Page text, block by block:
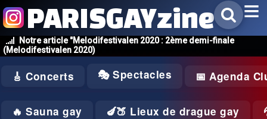
Notre article "Melodifestivalen 2020 : 2ème demi-finale
(Melodifestivalen 2020)
PARISGAYzine
🎸 Concerts 🎭 Spectacles 📅 Agenda
🔥 Sauna gay 🍆🍑 Lieux de drague gay